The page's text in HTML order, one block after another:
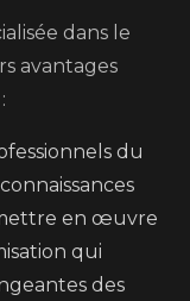
dans le
avantages
du
en œuvre
qui
des